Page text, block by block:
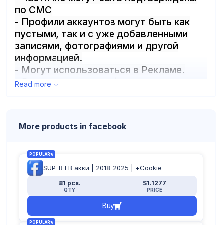
по СМС
- Профили аккаунтов могут быть как
пустыми, так и с уже добавленными
записями, фотографиями и другой
информацией.
- Могут использоваться в Рекламе.
- Зарегистрирован с ip разных стран
Read more
More products in facebook
POPULAR
SUPER FB акки | 2018-2025 | +Cookie
81 pcs.
QTY
$1.1277
PRICE
Buy
POPULAR